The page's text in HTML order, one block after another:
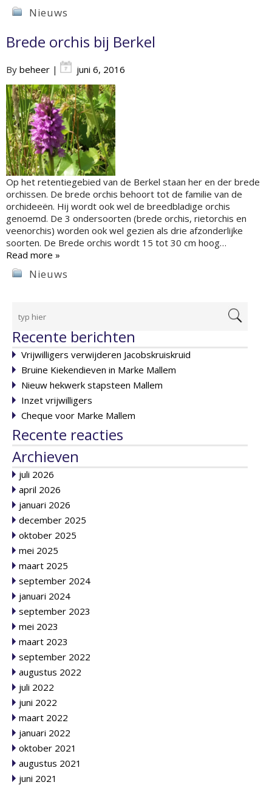
Nieuws
Brede orchis bij Berkel
By beheer | juni 6, 2016
Op het retentiegebied van de Berkel staan her en der brede
orchissen. De brede orchis behoort tot de familie van de
orchideeën. Hij wordt ook wel de breedbladige orchis
genoemd. De 3 ondersoorten (brede orchis, rietorchis en
veenorchis) worden ook wel gezien als drie afzonderlijke
soorten. De Brede orchis wordt 15 tot 30 cm hoog…
Read more »
Nieuws
Recente berichten
Vrijwilligers verwijderen Jacobskruiskruid
Bruine Kiekendieven in Marke Mallem
Nieuw hekwerk stapsteen Mallem
Inzet vrijwilligers
Cheque voor Marke Mallem
Recente reacties
Archieven
juli 2026
april 2026
januari 2026
december 2025
oktober 2025
mei 2025
maart 2025
september 2024
januari 2024
september 2023
mei 2023
maart 2023
september 2022
augustus 2022
juli 2022
juni 2022
maart 2022
januari 2022
oktober 2021
augustus 2021
juni 2021